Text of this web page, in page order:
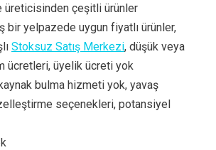
üreticisinden çeşitli ürünler
bir yelpazede uygun fiyatlı ürünler,
Stoksuz Satış Merkezi, düşük veya
ücretleri, üyelik ücreti yok
bulma hizmeti yok, yavaş
seçenekleri, potansiyel